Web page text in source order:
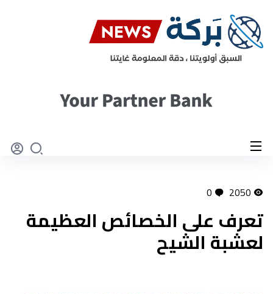
2050
0
تعرف على الخصائص العظيمة
لعشبة الشيح